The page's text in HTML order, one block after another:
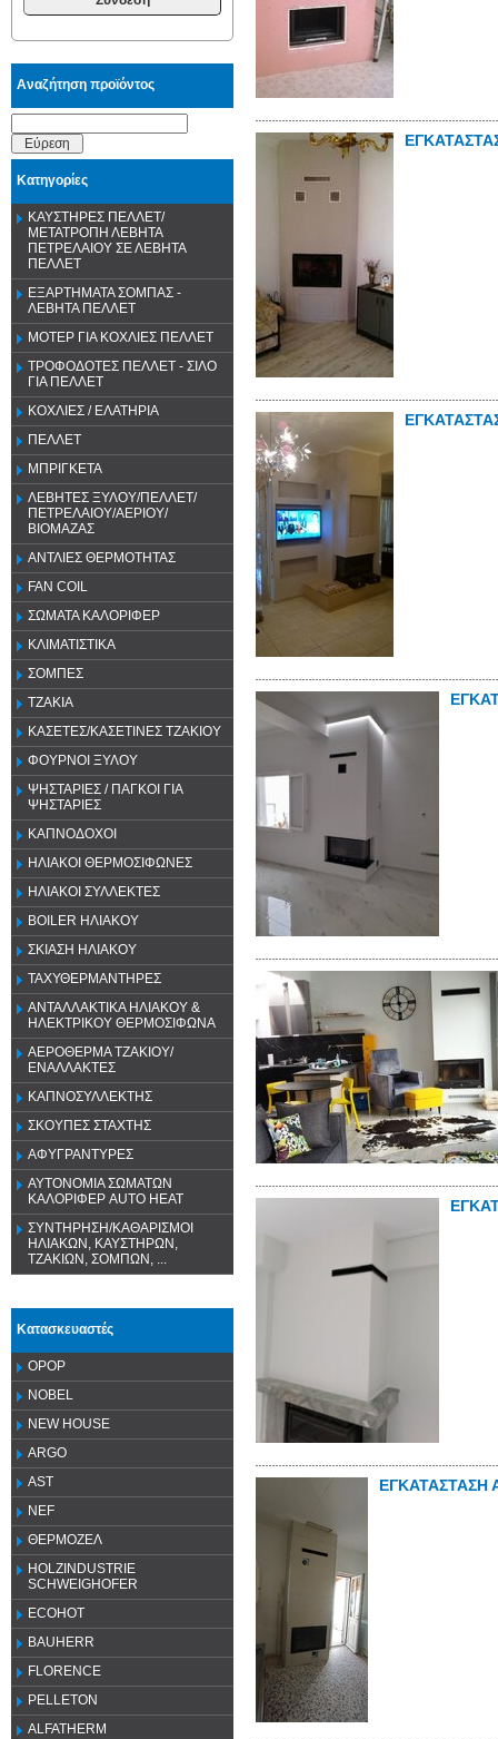
Αναζήτηση προϊόντος
Εύρεση
Κατηγορίες
ΚΑΥΣΤΗΡΕΣ ΠΕΛΛΕΤ/
ΜΕΤΑΤΡΟΠΗ ΛΕΒΗΤΑ
ΠΕΤΡΕΛΑΙΟΥ ΣΕ ΛΕΒΗΤΑ
ΠΕΛΛΕΤ
ΕΞΑΡΤΗΜΑΤΑ ΣΟΜΠΑΣ -
ΛΕΒΗΤΑ ΠΕΛΛΕΤ
ΜΟΤΕΡ ΓΙΑ ΚΟΧΛΙΕΣ ΠΕΛΛΕΤ
ΤΡΟΦΟΔΟΤΕΣ ΠΕΛΛΕΤ - ΣΙΛΟ
ΓΙΑ ΠΕΛΛΕΤ
ΚΟΧΛΙΕΣ / ΕΛΑΤΗΡΙΑ
ΠΕΛΛΕΤ
ΜΠΡΙΓΚΕΤΑ
ΛΕΒΗΤΕΣ ΞΥΛΟΥ/ΠΕΛΛΕΤ/
ΠΕΤΡΕΛΑΙΟΥ/ΑΕΡΙΟΥ/
ΒΙΟΜΑΖΑΣ
ΑΝΤΛΙΕΣ ΘΕΡΜΟΤΗΤΑΣ
FAN COIL
ΣΩΜΑΤΑ ΚΑΛΟΡΙΦΕΡ
ΚΛΙΜΑΤΙΣΤΙΚΑ
ΣΟΜΠΕΣ
ΤΖΑΚΙΑ
ΚΑΣΕΤΕΣ/ΚΑΣΕΤΙΝΕΣ ΤΖΑΚΙΟΥ
ΦΟΥΡΝΟΙ ΞΥΛΟΥ
ΨΗΣΤΑΡΙΕΣ / ΠΑΓΚΟΙ ΓΙΑ
ΨΗΣΤΑΡΙΕΣ
ΚΑΠΝΟΔΟΧΟΙ
ΗΛΙΑΚΟΙ ΘΕΡΜΟΣΙΦΩΝΕΣ
ΗΛΙΑΚΟΙ ΣΥΛΛΕΚΤΕΣ
BOILER ΗΛΙΑΚΟΥ
ΣΚΙΑΣΗ ΗΛΙΑΚΟΥ
ΤΑΧΥΘΕΡΜΑΝΤΗΡΕΣ
ΑΝΤΑΛΛΑΚΤΙΚΑ ΗΛΙΑΚΟΥ &
ΗΛΕΚΤΡΙΚΟΥ ΘΕΡΜΟΣΙΦΩΝΑ
ΑΕΡΟΘΕΡΜΑ ΤΖΑΚΙΟΥ/
ΕΝΑΛΛΑΚΤΕΣ
ΚΑΠΝΟΣΥΛΛΕΚΤΗΣ
ΣΚΟΥΠΕΣ ΣΤΑΧΤΗΣ
ΑΦΥΓΡΑΝΤΥΡΕΣ
ΑΥΤΟΝΟΜΙΑ ΣΩΜΑΤΩΝ
ΚΑΛΟΡΙΦΕΡ AUTO HEAT
ΣΥΝΤΗΡΗΣΗ/ΚΑΘΑΡΙΣΜΟΙ
ΗΛΙΑΚΩΝ, ΚΑΥΣΤΗΡΩΝ,
ΤΖΑΚΙΩΝ, ΣΟΜΠΩΝ, ...
Κατασκευαστές
OPOP
NOBEL
NEW HOUSE
ARGO
AST
NEF
ΘΕΡΜΟΖΕΛ
HOLZINDUSTRIE
SCHWEIGHOFER
ECOHOT
BAUHERR
FLORENCE
PELLETON
ALFATHERM